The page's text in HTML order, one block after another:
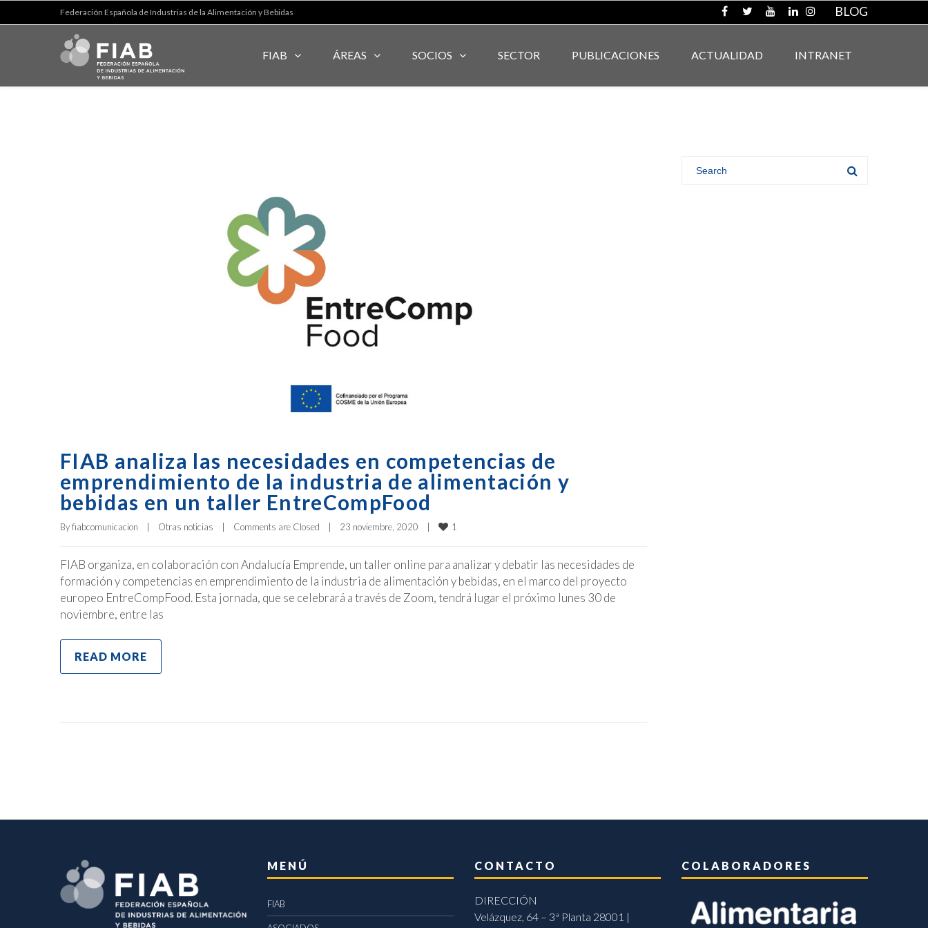
Federación Española de Industrias de la Alimentación y Bebidas BLOG
FIAB ÁREAS SOCIOS SECTOR PUBLICACIONES ACTUALIDAD INTRANET
FIAB analiza las necesidades en competencias de
emprendimiento de la industria de alimentación y
bebidas en un taller EntreCompFood
By fiabcomunicacion Otras noticias Comments are Closed 23 noviembre, 2020 1
FIAB organiza, en colaboración con Andalucía Emprende, un taller online para analizar y debatir las necesidades de
formación y competencias en emprendimiento de la industria de alimentación y bebidas, en el marco del proyecto
europeo EntreCompFood. Esta jornada, que se celebrará a través de Zoom, tendrá lugar el próximo lunes 30 de
noviembre, entre las
READ MORE
MENÚ
FIAB
CONTACTO
DIRECCIÓN
Velázquez, 64 – 3ª Planta 28001 |
COLABORADORES